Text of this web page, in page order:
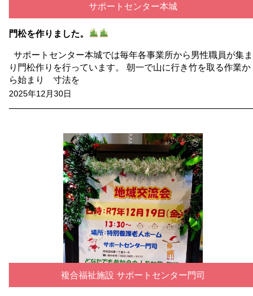
サポートセンター本城
門松を作りました。
サポートセンター本城では毎年各事業所から男性職員が集ま
り門松作りを行っています。 朝一で山に行き竹を取る作業か
ら始まり 寸法を
2025年12月30日
複合福祉施設 サポートセンター門司